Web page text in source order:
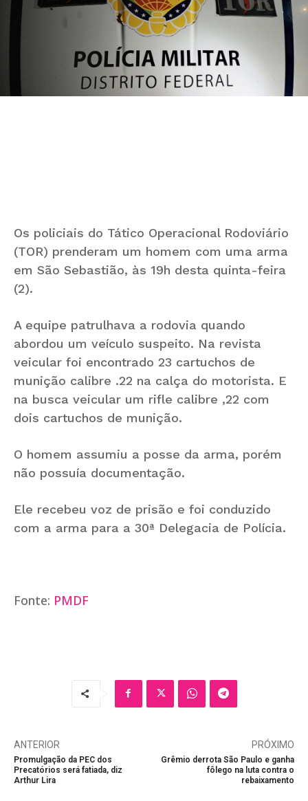
Os policiais do Tático Operacional Rodoviário
(TOR) prenderam um homem com uma arma
em São Sebastião, às 19h desta quinta-feira
(2).
A equipe patrulhava a rodovia quando
abordou um veículo suspeito. Na revista
veicular foi encontrado 23 cartuchos de
munição calibre .22 na calça do motorista. E
na busca veicular um rifle calibre ,22 com
dois cartuchos de munição.
O homem assumiu a posse da arma, porém
não possuía documentação.
Ele recebeu voz de prisão e foi conduzido
com a arma para a 30ª Delegacia de Polícia.
Fonte: PMDF
ANTERIOR
Promulgação da PEC dos
Precatórios será fatiada, diz
Arthur Lira
PRÓXIMO
Grêmio derrota São Paulo e ganha
fôlego na luta contra o
rebaixamento